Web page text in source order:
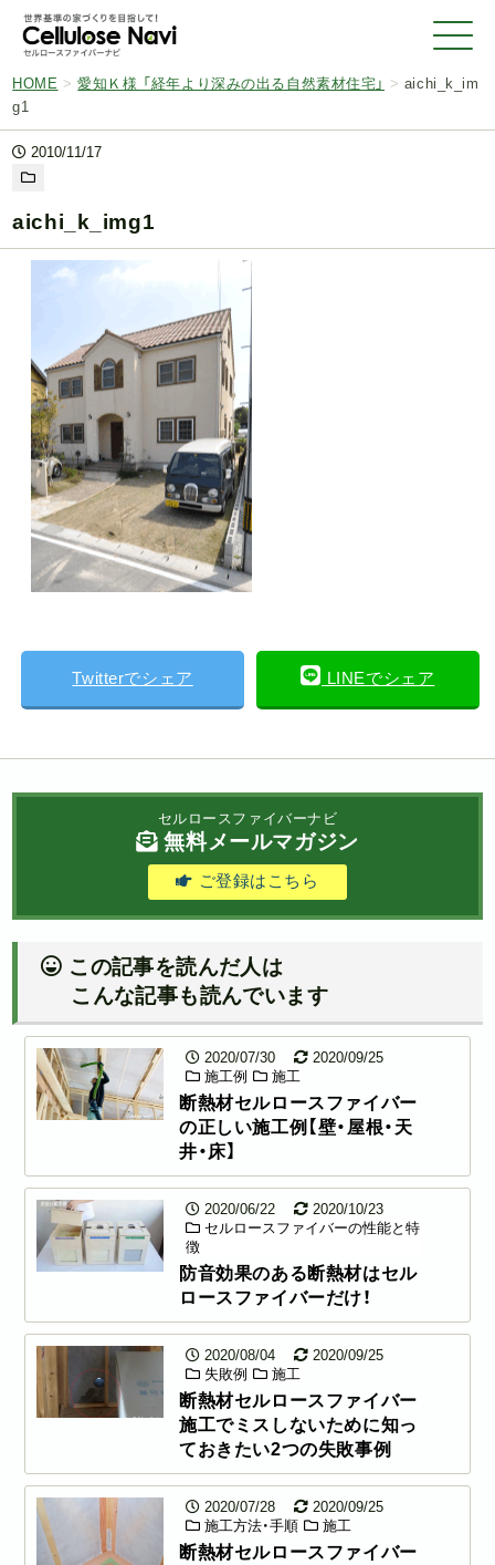
HOME >愛知Ｋ様 「経年より深みの出る自然素材住宅」 > aichi_k_im
g1
2010/11/17
aichi_k_img1
Twitterでシェア LINEでシェア
セルロースファイバーナビ
無料メールマガジン
ご登録はこちら
この記事を読んだ人は
こんな記事も読んでいます
2020/07/30
2020/09/25
施工例
施工
断熱材セルロースファイバー
の正しい施工例【壁・屋根・天
井・床】
2020/06/22
2020/10/23
セルロースファイバーの性能と特
徴
防音効果のある断熱材はセル
ロースファイバーだけ！
2020/08/04
2020/09/25
失敗例
施工
断熱材セルロースファイバー
施工でミスしないために知っ
ておきたい2つの失敗事例
2020/07/28
2020/09/25
施工方法・手順
施工
断熱材セルロースファイバー